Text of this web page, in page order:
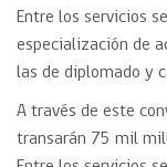
Entre los servicios
especialización de
las de diplomado y
A través de este
transarán 75 mil